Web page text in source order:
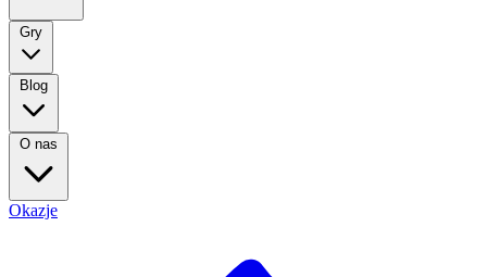
Gry
Blog
O nas
Okazje